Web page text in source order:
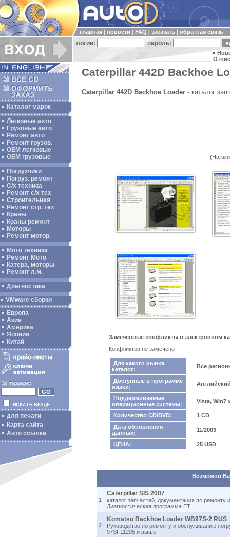
главная новости FAQ заказать обратная связь
логин: пароль:
Каталог марок
Легковые авто
Грузовые авто
Ремонт авто
Ремонт грузов.
ОЕМ легковые
OEM грузовые
Погрузчики
Погруз. ремонт
С/х техника
Ремонт с/х тех
Строительная
Ремонт стр. тех
Краны
Краны ремонт
Моторы
Ремонт мотор.
Мото техника
Ремонт Мото
Катера, моторы
Ремонт л.м.
Диагностика
VMware сборки
Европа
Азия
Америка
Япония
Китай
ИСКАТЬ ВЕЗДЕ
для печати
Карта сайта
Авто ссылки
Caterpillar 442D Backhoe
Caterpillar 442D Backhoe Loader - каталог
Замеченные конфликты в электронном
Конфликтов не замечено
Для какого рынка
каталог:
Все
Доступные в программе
языки:
Поддерживаемые
операционные системы:
Vista, Win7
Количество CD/DVD:
1 CD
Дата обновления
данных:
11/2003
ЦЕНА: 25 USD
Возможно
1
Caterpillar SIS 2007
каталог запчастей, документация по
Диагностическая программа ET.
2
Komatsu Backhoe Loader WB97S-2 RUS
Руководство по ремонту и обслуживанию
97SF11205 и выше